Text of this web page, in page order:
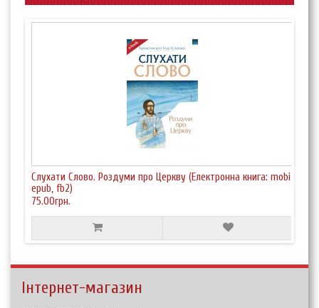
Слухати Слово. Роздуми про Церкву (Електронна книга: mobi,
epub, fb2)
75.00грн.
Інтернет-магазин